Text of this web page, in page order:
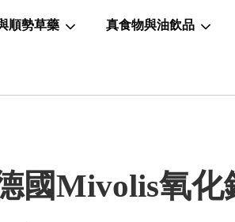
順勢草藥 真食物與油飲品
國Mivolis氧化